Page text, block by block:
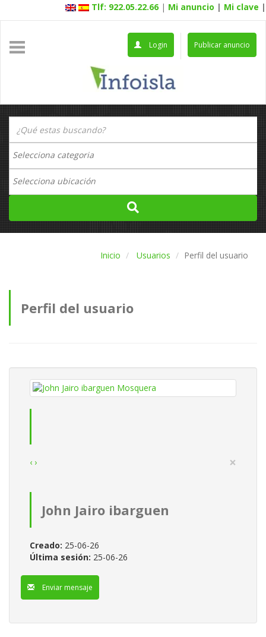
Tlf: 922.05.22.66 | Mi anuncio | Mi clave |
Publicar anuncio
Login
Inicio Usuarios Perfil del usuario
Perfil del usuario
‹ › ×
John Jairo ibarguen
Mosquera
Creado: 25-06-26
Última sesión: 25-06-26
Enviar mensaje